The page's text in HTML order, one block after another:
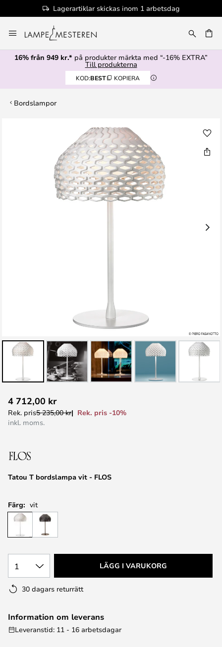
Lagerartiklar skickas inom 1 arbetsdag
till
innehållet
16% från 949 kr.* på produkter märkta med “-16% EXTRA”
Till produkterna
KOD:BEST KOPIERA
Bordslampor
till
början
Tatou T bordslampa vit - FLOS
4 712,00 kr
Rek. pris5 235,00 kr
Rek. pris -10%
inkl. moms.
Färg: vit
1 LÄGG I VARUKORG
30 dagars returrätt
Information om leverans
Leveranstid: 11 - 16 arbetsdagar